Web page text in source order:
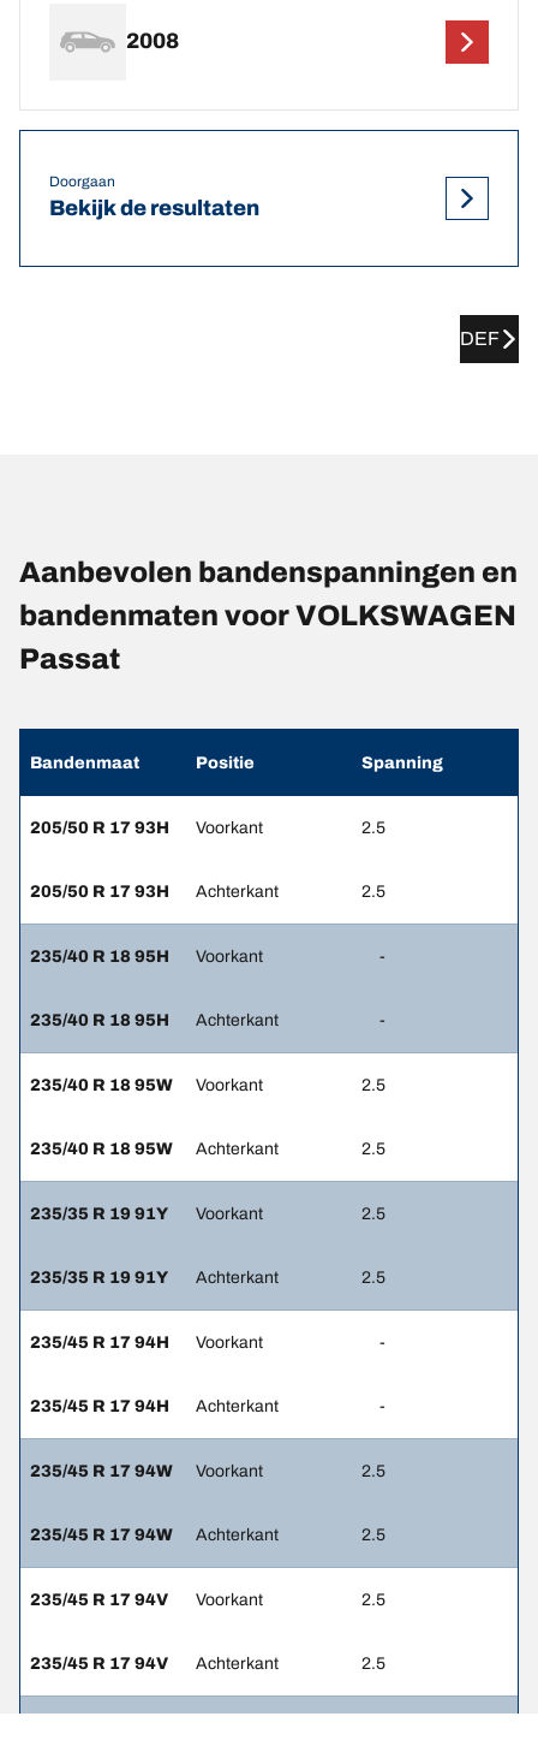
2008
Doorgaan
Bekijk de resultaten
DEF
Aanbevolen bandenspanningen en
bandenmaten voor VOLKSWAGEN
Passat
Bandenmaat Positie Spanning
205/50 R 17 93H Voorkant 2.5
205/50 R 17 93H Achterkant 2.5
235/40 R 18 95H Voorkant -
235/40 R 18 95H Achterkant -
235/40 R 18 95W Voorkant 2.5
235/40 R 18 95W Achterkant 2.5
235/35 R 19 91Y Voorkant 2.5
235/35 R 19 91Y Achterkant 2.5
235/45 R 17 94H Voorkant -
235/45 R 17 94H Achterkant -
235/45 R 17 94W Voorkant 2.5
235/45 R 17 94W Achterkant 2.5
235/45 R 17 94V Voorkant 2.5
235/45 R 17 94V Achterkant 2.5